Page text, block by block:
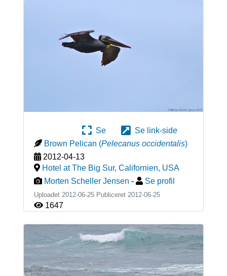
Se
Se link-side
Brown Pelican (Pelecanus occidentalis)
2012-04-13
Hotel at The Big Sur, Californien, USA
Morten Scheller Jensen - Se profil
Uploadet 2012-06-25 Publiceret 2012-06-25
1647